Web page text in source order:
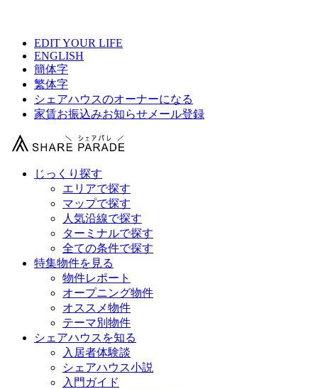
EDIT YOUR LIFE
ENGLISH
簡体字
繁体字
シェアハウスのオーナーになる
家賃お振込みお知らせメール登録
じっくり探す
エリアで探す
マップで探す
人気沿線で探す
ターミナルで探す
全ての条件で探す
特集物件を見る
物件レポート
オープニング物件
オススメ物件
テーマ別物件
シェアハウスを知る
入居者体験談
シェアハウス小説
入門ガイド